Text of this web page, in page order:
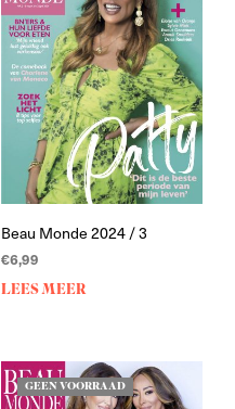
Beau Monde 2024 / 3
€6,99
LEES MEER
GEEN VOORRAAD